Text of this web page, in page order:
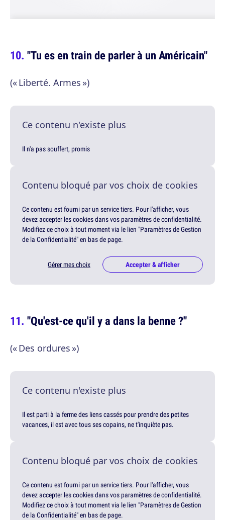
"Tu es en train de parler à un Américain"
(« Liberté. Armes »)
Ce contenu n'existe plus
Il n'a pas souffert, promis
Contenu bloqué par vos choix de cookies
Ce contenu est fourni par un service tiers. Pour l'afficher, vous
devez accepter les cookies dans vos paramètres de confidentialité.
Modifiez ce choix à tout moment via le lien "Paramètres de Gestion
de la Confidentialité" en bas de page.
Gérer mes choix Accepter & afficher
"Qu'est-ce qu'il y a dans la benne ?"
(« Des ordures »)
Ce contenu n'existe plus
Il est parti à la ferme des liens cassés pour prendre des petites
vacances, il est avec tous ses copains, ne t'inquiète pas.
Contenu bloqué par vos choix de cookies
Ce contenu est fourni par un service tiers. Pour l'afficher, vous
devez accepter les cookies dans vos paramètres de confidentialité.
Modifiez ce choix à tout moment via le lien "Paramètres de Gestion
de la Confidentialité" en bas de page.